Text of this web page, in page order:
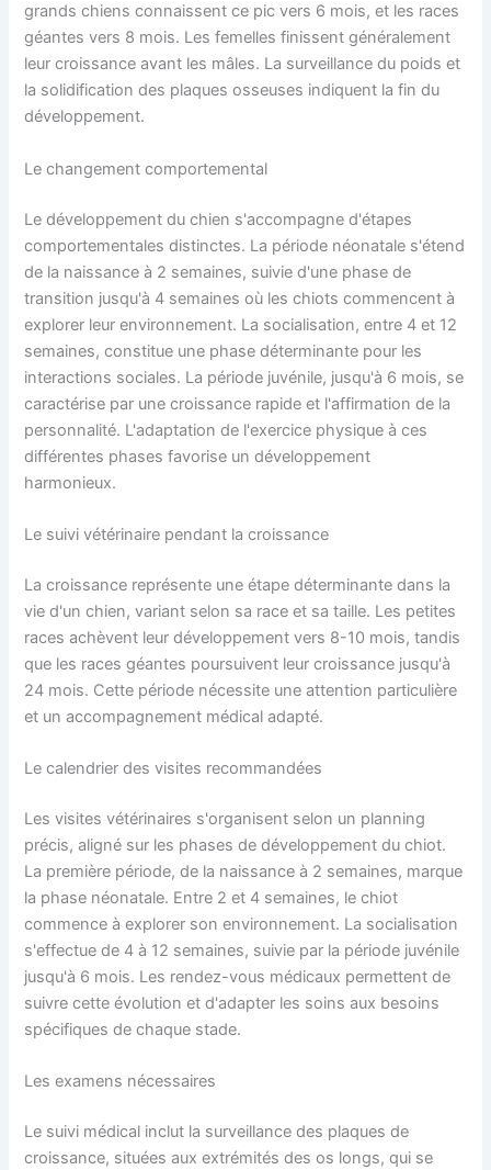
grands chiens connaissent ce pic vers 6 mois, et les races
géantes vers 8 mois. Les femelles finissent généralement
leur croissance avant les mâles. La surveillance du poids et
la solidification des plaques osseuses indiquent la fin du
développement.
Le changement comportemental
Le développement du chien s'accompagne d'étapes
comportementales distinctes. La période néonatale s'étend
de la naissance à 2 semaines, suivie d'une phase de
transition jusqu'à 4 semaines où les chiots commencent à
explorer leur environnement. La socialisation, entre 4 et 12
semaines, constitue une phase déterminante pour les
interactions sociales. La période juvénile, jusqu'à 6 mois, se
caractérise par une croissance rapide et l'affirmation de la
personnalité. L'adaptation de l'exercice physique à ces
différentes phases favorise un développement
harmonieux.
Le suivi vétérinaire pendant la croissance
La croissance représente une étape déterminante dans la
vie d'un chien, variant selon sa race et sa taille. Les petites
races achèvent leur développement vers 8-10 mois, tandis
que les races géantes poursuivent leur croissance jusqu'à
24 mois. Cette période nécessite une attention particulière
et un accompagnement médical adapté.
Le calendrier des visites recommandées
Les visites vétérinaires s'organisent selon un planning
précis, aligné sur les phases de développement du chiot.
La première période, de la naissance à 2 semaines, marque
la phase néonatale. Entre 2 et 4 semaines, le chiot
commence à explorer son environnement. La socialisation
s'effectue de 4 à 12 semaines, suivie par la période juvénile
jusqu'à 6 mois. Les rendez-vous médicaux permettent de
suivre cette évolution et d'adapter les soins aux besoins
spécifiques de chaque stade.
Les examens nécessaires
Le suivi médical inclut la surveillance des plaques de
croissance, situées aux extrémités des os longs, qui se